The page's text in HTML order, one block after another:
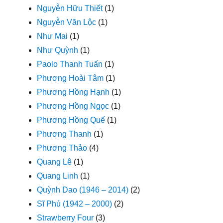
Nguyễn Hữu Thiết(1)
Nguyễn Văn Lộc (1)
Như Mai (1)
Như Quỳnh (1)
Paolo Thanh Tuấn (1)
Phương Hoài Tâm (1)
Phương Hồng Hạnh (1)
Phương Hồng Ngọc (1)
Phương Hồng Quế (1)
Phương Thanh (1)
Phương Thảo (4)
Quang Lê (1)
Quang Linh (1)
Quỳnh Dao (1946 – 2014) (2)
Sĩ Phú (1942 – 2000) (2)
Strawberry Four (3)